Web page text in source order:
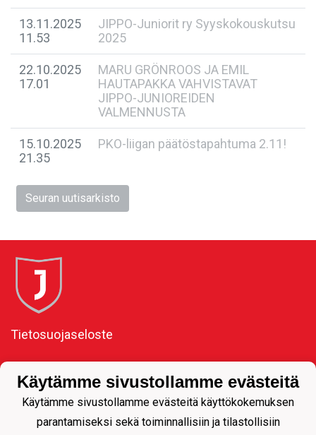
13.11.2025
11.53
JIPPO-Juniorit ry Syyskokouskutsu
2025
22.10.2025
17.01
MARU GRÖNROOS JA EMIL
HAUTAPAKKA VAHVISTAVAT
JIPPO-JUNIOREIDEN
VALMENNUSTA
15.10.2025
21.35
PKO-liigan päätöstapahtuma 2.11!
Seuran uutisarkisto
Tietosuojaseloste
Toimiston osoite:
Kauppakatu 11, 80100
Joensuu
Käytämme sivustollamme evästeitä
Käytämme sivustollamme evästeitä käyttökokemuksen
parantamiseksi sekä toiminnallisiin ja tilastollisiin